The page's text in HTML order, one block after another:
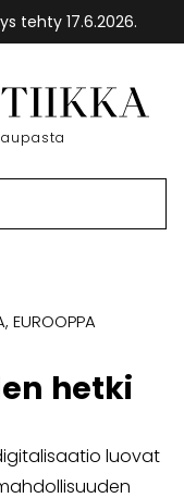
tehty 17.6.2026.
EUROOPPA
hetki
luovat